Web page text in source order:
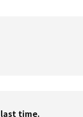
time.